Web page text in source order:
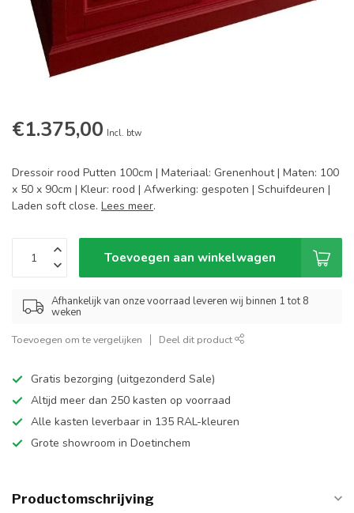
€1.375,00 Incl. btw
Dressoir rood Putten 100cm | Materiaal: Grenenhout | Maten: 100
x 50 x 90cm | Kleur: rood | Afwerking: gespoten | Schuifdeuren |
Laden soft close. Lees meer.
Toevoegen aan winkelwagen
Afhankelijk van onze voorraad leveren wij binnen 1 tot 8
weken
Toevoegen om te vergelijken Deel dit product
Gratis bezorging (uitgezonderd Sale)
Altijd meer dan 250 kasten op voorraad
Alle kasten leverbaar in 135 RAL-kleuren
Grote showroom in Doetinchem
Productomschrijving